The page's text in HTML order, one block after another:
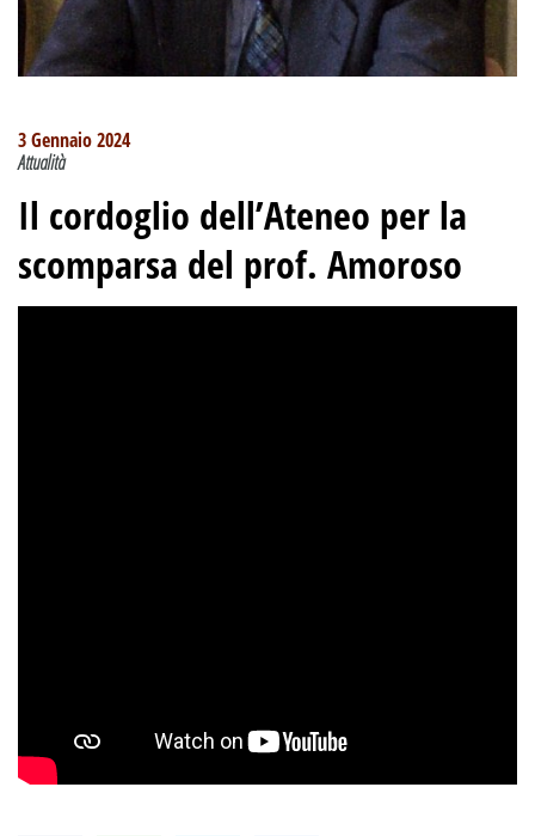
3 Gennaio 2024
Attualità
Il cordoglio dell’Ateneo per la
scomparsa del prof. Amoroso